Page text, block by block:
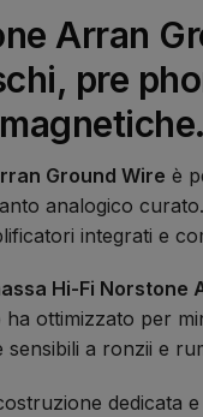
Arran
pre
Ground Wire è
analogico
integrati e
Hi-Fi Norstone
ottimizzato per
sensibili a ronzii e
dedicata